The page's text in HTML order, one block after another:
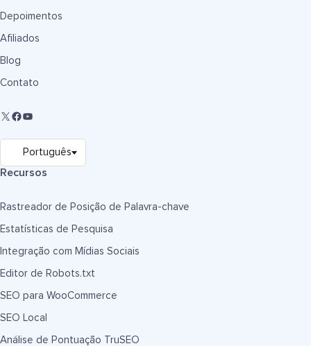
Depoimentos
Afiliados
Blog
Contato
Recursos
Rastreador de Posição de Palavra-chave
Estatísticas de Pesquisa
Integração com Mídias Sociais
Editor de Robots.txt
SEO para WooCommerce
SEO Local
Análise de Pontuação TruSEO